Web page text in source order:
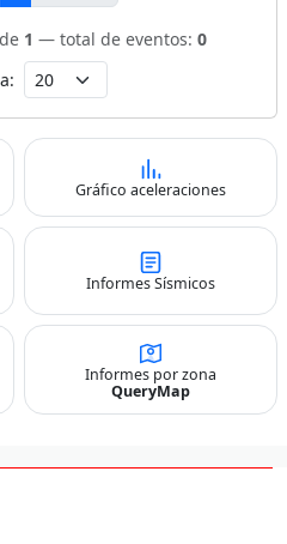
de 1 — total de eventos: 0
Gráfico aceleraciones
Informes Sísmicos
Informes por zona
QueryMap